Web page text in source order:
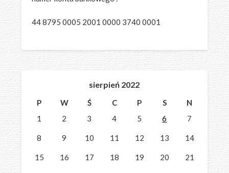
44 8795 0005 2001 0000 3740 0001
sierpień 2022
P W Ś C P S
N
1
2 3 4 5 6 7
8 9 10 11 12 13 14
15 16 17 18 19 20 21